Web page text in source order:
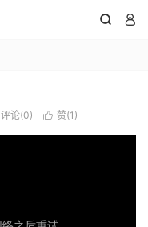
 
评论(0)  赞(1 )